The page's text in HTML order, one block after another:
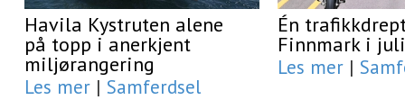
Havila Kystruten alene
på topp i anerkjent
miljørangering
Les mer | Samferdsel
Én
Finnmark i juli
Les mer |